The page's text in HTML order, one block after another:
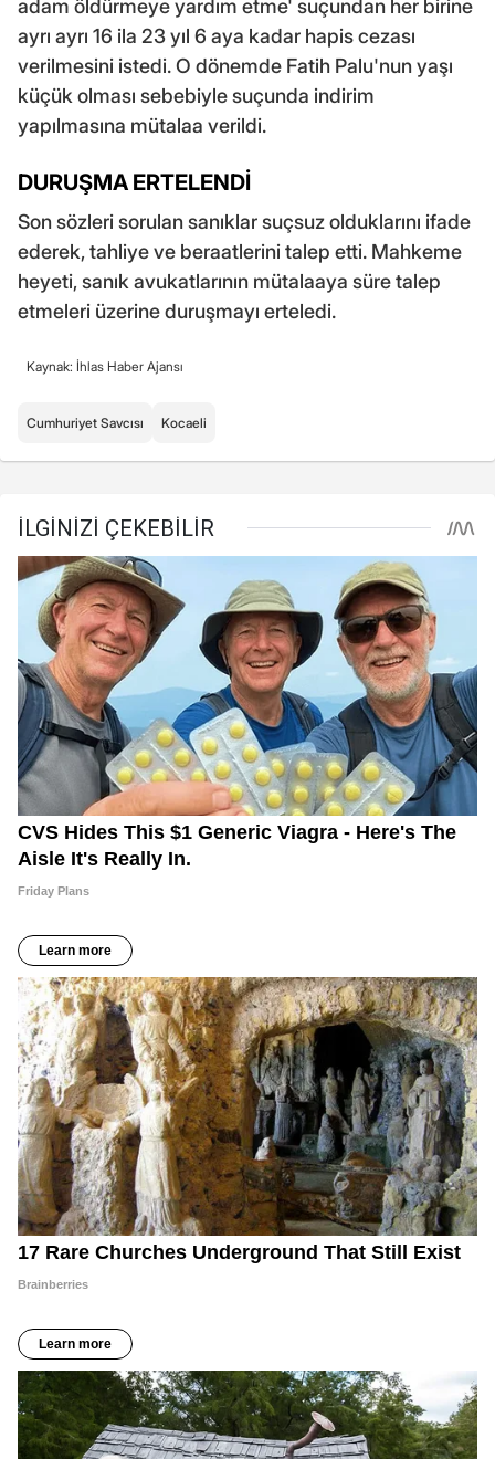
adam öldürmeye yardım etme' suçundan her birine
ayrı ayrı 16 ila 23 yıl 6 aya kadar hapis cezası
verilmesini istedi. O dönemde Fatih Palu'nun yaşı
küçük olması sebebiyle suçunda indirim
yapılmasına mütalaa verildi.
DURUŞMA ERTELENDİ
Son sözleri sorulan sanıklar suçsuz olduklarını ifade
ederek, tahliye ve beraatlerini talep etti. Mahkeme
heyeti, sanık avukatlarının mütalaaya süre talep
etmeleri üzerine duruşmayı erteledi.
Kaynak: İhlas Haber Ajansı
Cumhuriyet Savcısı Kocaeli